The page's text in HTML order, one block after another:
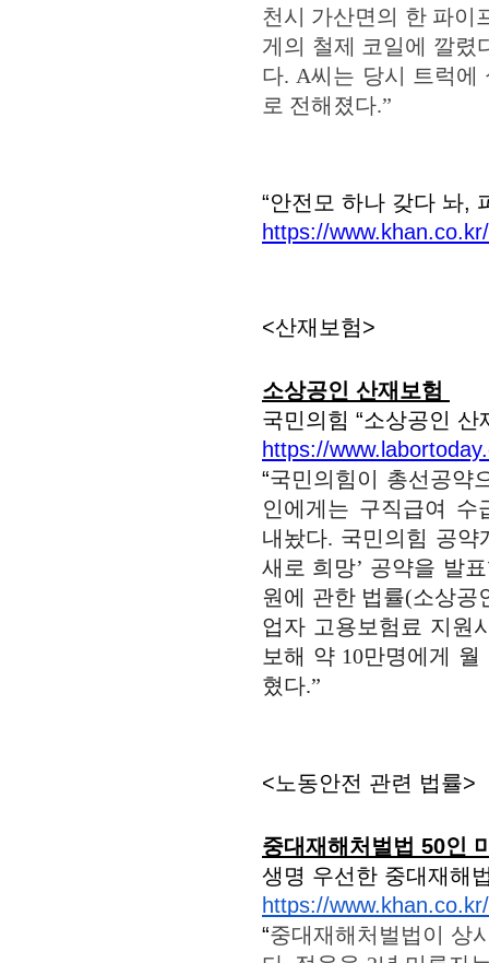
천시 가산면의 한 파이
게의 철제 코일에 깔렸
다. A씨는 당시 트럭에
로 전해졌다.”
“안전모 하나 갖다 놔,
https://
<산재보험>
소상공인 산재보험
국민의힘 “소상공인 산
https://
“국민의힘이 총선공약
인에게는 구직급여 수
내놨다. 국민의힘 공약
새로 희망’ 공약을 발
원에 관한 법률(소상공
업자 고용보험료 지원
보해 약 10만명에게
혔다.”
<노동안전 관련 법률>
중대재해처벌법 50인
생명 우선한 중대재해
https://
“중대재해처벌법이 상